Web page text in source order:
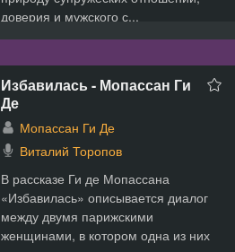
доверия и мужского с...
Избавилась - Мопассан Ги
Де
Мопассан Ги Де
Виталий Торопов
В рассказе Ги де Мопассана
«Избавилась» описывается диалог
между двумя парижскими
женщинами, в котором одна из них